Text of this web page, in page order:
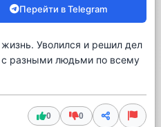
Перейти в Telegram
жизнь. Уволился и решил дел
с разными людьми по всему
0 0